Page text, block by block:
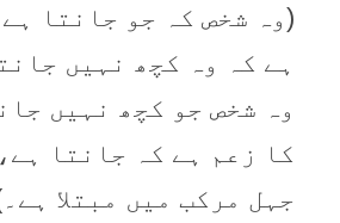
(وہ شخص کہ جو جانتا
ہے کہ وہ کچھ نہیں
وہ شخص جو کچھ نہیں
کا زعم ہے کہ جانتا
جہل مرکب میں مبتلا